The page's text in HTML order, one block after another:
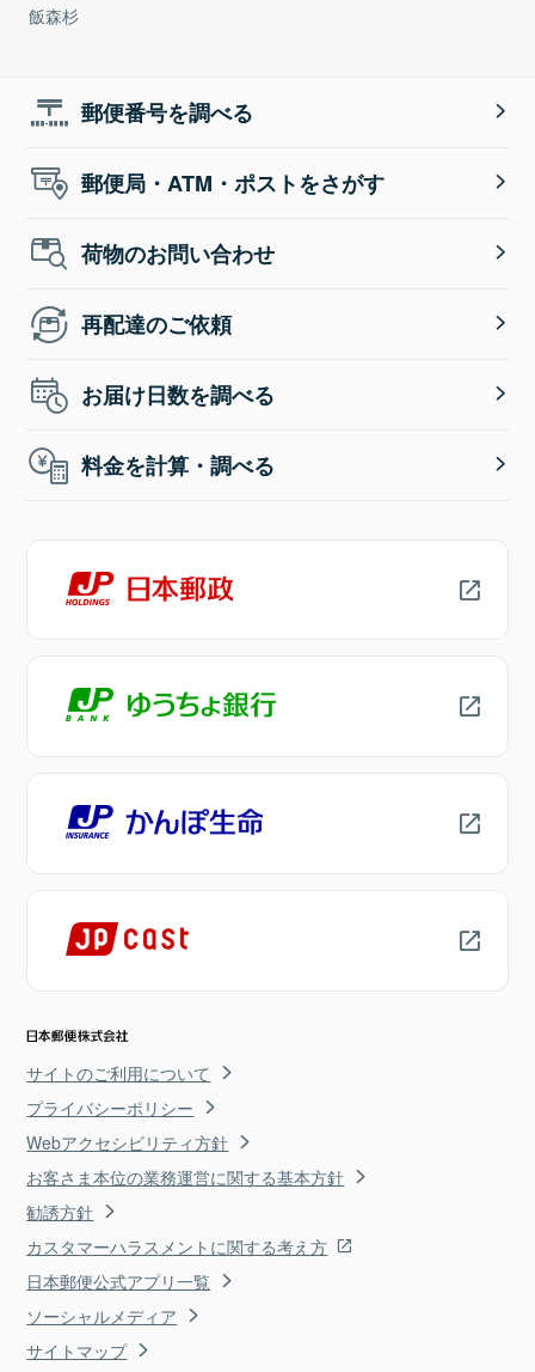
飯森杉
郵便番号を調べる
郵便局・ATM・ポストをさがす
荷物のお問い合わせ
再配達のご依頼
お届け日数を調べる
料金を計算・調べる
サイトのご利用について
プライバシーポリシー
Webアクセシビリティ方針
お客さま本位の業務運営に関する基本方針
勧誘方針
カスタマーハラスメントに関する考え方
日本郵便公式アプリ一覧
ソーシャルメディア
サイトマップ